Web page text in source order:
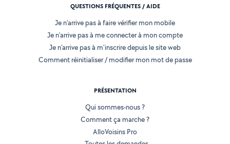
QUESTIONS FRÉQUENTES / AIDE
Je n'arrive pas à faire vérifier mon mobile
Je n'arrive pas à me connecter à mon compte
Je n'arrive pas à m'inscrire depuis le site web
Comment réinitialiser / modifier mon mot de passe
PRÉSENTATION
Qui sommes-nous ?
Comment ça marche ?
AlloVoisins Pro